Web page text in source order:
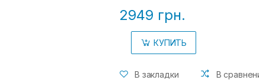
2949 грн.
КУПИТЬ
В закладки В